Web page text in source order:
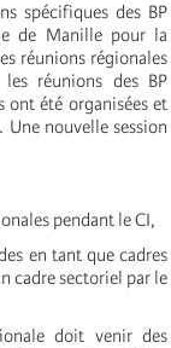
spécifiques des BP
de Manille pour la
réunions régionales
réunions des BP
ont été organisées et
Une nouvelle session
pendant le CI,
en tant que cadres
cadre sectoriel par le
doit venir des